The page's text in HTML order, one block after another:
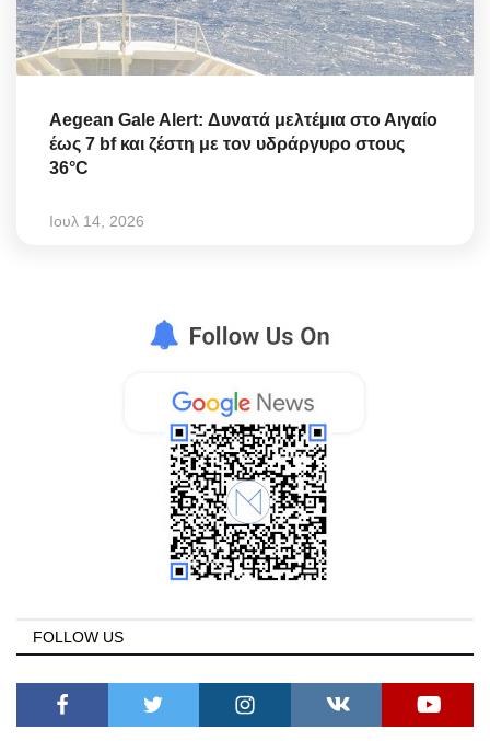
Aegean Gale Alert: Δυνατά μελτέμια στο Αιγαίο
έως 7 bf και ζέστη με τον υδράργυρο στους
36°C
Ιουλ 14, 2026
FOLLOW US